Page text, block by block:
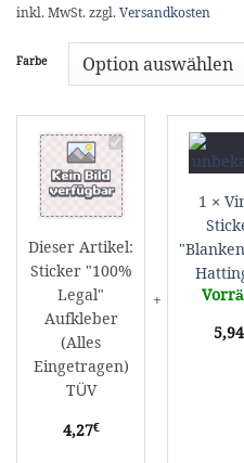
inkl. MwSt. zzgl. Versandkosten
Farbe
Sticker
"100%
Legal"
Aufkleber
Eingetragen)
TÜV
Dieser Artikel:
Sticker "100%
Legal"
Aufkleber
(Alles
Eingetragen)
TÜV
4,27€
1 ×
5,94